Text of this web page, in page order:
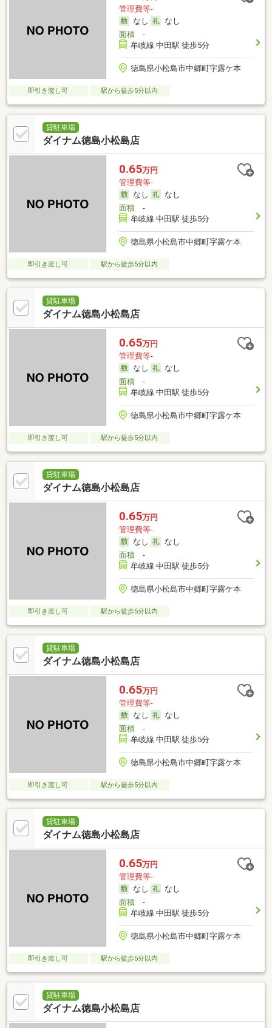
管理費等-
なし
なし
面積-
牟岐線 中田駅 徒歩5分
徳島県小松島市中郷町字露ケ本
即引き渡し可 駅から徒歩5分以内
貸駐車場
ダイナム徳島小松島店
0.65万円
管理費等-
なし
なし
面積-
牟岐線 中田駅 徒歩5分
徳島県小松島市中郷町字露ケ本
即引き渡し可 駅から徒歩5分以内
貸駐車場
ダイナム徳島小松島店
0.65万円
管理費等-
なし
なし
面積-
牟岐線 中田駅 徒歩5分
徳島県小松島市中郷町字露ケ本
即引き渡し可 駅から徒歩5分以内
貸駐車場
ダイナム徳島小松島店
0.65万円
管理費等-
なし
なし
面積-
牟岐線 中田駅 徒歩5分
徳島県小松島市中郷町字露ケ本
即引き渡し可 駅から徒歩5分以内
貸駐車場
ダイナム徳島小松島店
0.65万円
管理費等-
なし
なし
面積-
牟岐線 中田駅 徒歩5分
徳島県小松島市中郷町字露ケ本
即引き渡し可 駅から徒歩5分以内
貸駐車場
ダイナム徳島小松島店
0.65万円
管理費等-
なし
なし
面積-
牟岐線 中田駅 徒歩5分
徳島県小松島市中郷町字露ケ本
即引き渡し可 駅から徒歩5分以内
貸駐車場
ダイナム徳島小松島店